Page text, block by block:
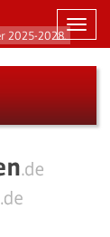
2025-2028.